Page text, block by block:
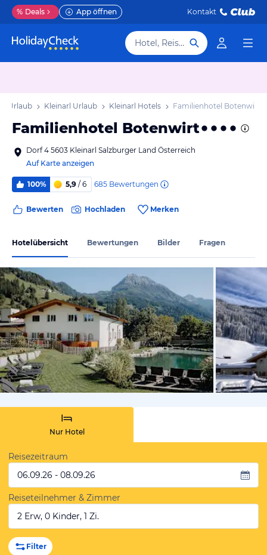
% Deals App öffnen Kontakt
Hotel, Reiseziel
Urlaub Kleinarl Urlaub Kleinarl Hotels Familienhotel Botenwirt
Familienhotel Botenwirt
Dorf 4 5603 Kleinarl Salzburger Land Österreich
Auf Karte anzeigen
100% 5,9 / 6 685 Bewertungen
Bewerten Hochladen Merken
Hotelübersicht Bewertungen Bilder Fragen
vom
Nur Hotel
Reisezeitraum
06.09.26 - 08.09.26
Reiseteilnehmer & Zimmer
2 Erw, 0 Kinder, 1 Zi.
Filter